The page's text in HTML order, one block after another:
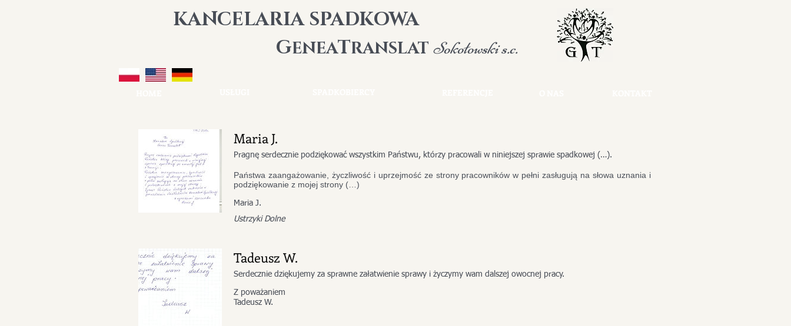
KANCELARIA SPADKOWA
GENEATRANSLAT Sokołowski s.c.
Maria J.
​​​Pragnę serdecznie podziękować wszystkim Państwu, którzy pracowali w niniejszej sprawie spadkowej (…).
Państwa zaangażowanie, życzliwość i uprzejmość ze strony pracowników w pełni zasługują na słowa uznania i
podziękowanie z mojej strony (…)
Maria J.
Ustrzyki Dolne
Tadeusz W.
Serdecznie dziękujemy za sprawne załatwienie sprawy i życzymy wam dalszej owocnej pracy.
Z poważaniem
Tadeusz W.